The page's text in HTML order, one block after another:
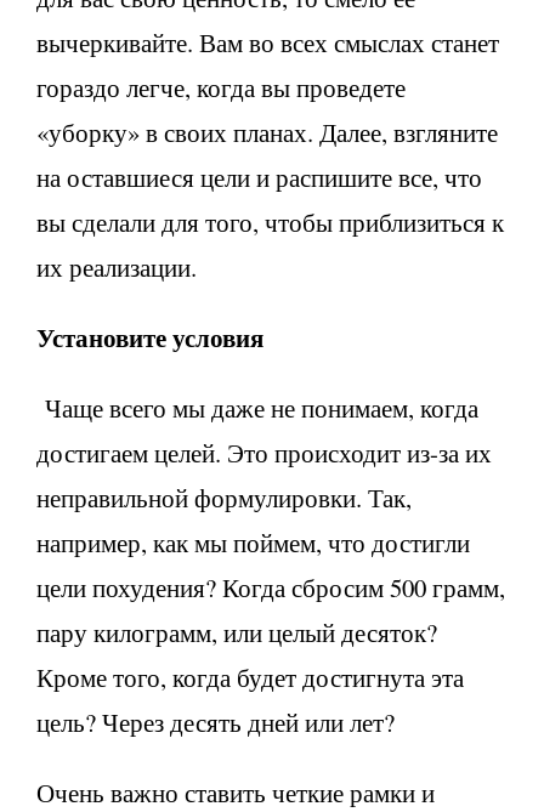
вычеркивайте. Вам во всех смыслах станет
гораздо легче, когда вы проведете
«уборку» в своих планах. Далее, взгляните
на оставшиеся цели и распишите все, что
вы сделали для того, чтобы приблизиться к
их реализации.
Установите условия
Чаще всего мы даже не понимаем, когда
достигаем целей. Это происходит из-за их
неправильной формулировки. Так,
например, как мы поймем, что достигли
цели похудения? Когда сбросим 500 грамм,
пару килограмм, или целый десяток?
Кроме того, когда будет достигнута эта
цель? Через десять дней или лет?
Очень важно ставить четкие рамки и